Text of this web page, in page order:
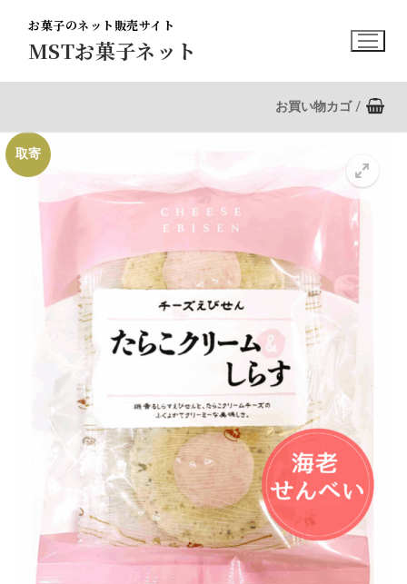
ス
キ
MSTお菓子ネット
お菓子のネット販売サイト
お買い物カゴ /
🔍
取寄